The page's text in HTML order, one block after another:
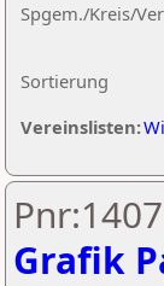
Sortierung
Spgem./Kreis/
Vereinslisten:
Grafik